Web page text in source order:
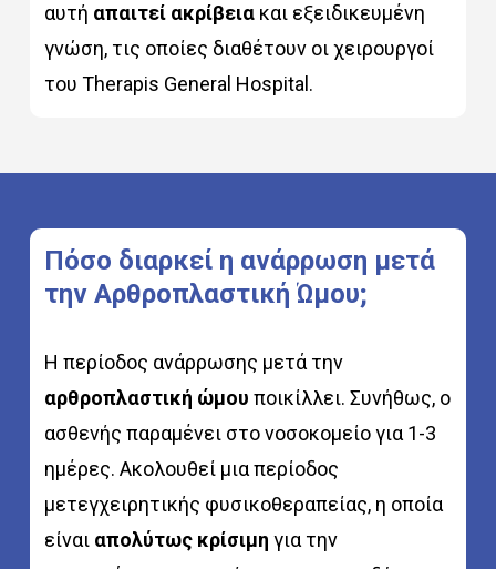
αυτή απαιτεί ακρίβεια και εξειδικευμένη
γνώση, τις οποίες διαθέτουν οι χειρουργοί
του Therapis General Hospital.
Πόσο διαρκεί η ανάρρωση μετά
την Αρθροπλαστική Ώμου;
Η περίοδος ανάρρωσης μετά την
αρθροπλαστική ώμου ποικίλλει. Συνήθως, ο
ασθενής παραμένει στο νοσοκομείο για 1-3
ημέρες. Ακολουθεί μια περίοδος
μετεγχειρητικής φυσικοθεραπείας, η οποία
είναι απολύτως κρίσιμη για την